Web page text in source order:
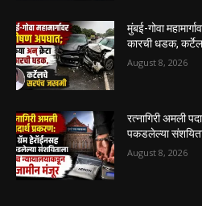
मुंबई-गोवा
कारची धडक,
August 8, 2026
रत्नागिरी अमली
पकडलेल्या
August 8, 2026